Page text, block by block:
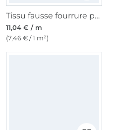
Tissu fausse fourrure peau de bête Zèbre
11,04 € / m
(7,46 € / 1 m²)